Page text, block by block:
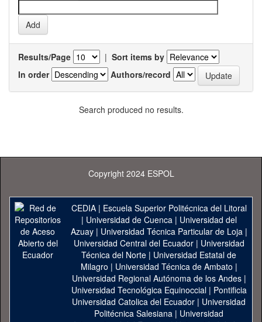
Results/Page | Sort items by
In order
Authors/record
Search produced no results.
Copyright 2024 ESPOL
CEDIA| Escuela Superior Politécnica del Litoral
| Universidad de Cuenca| Universidad del
Azuay| Universidad Técnica Particular de Loja|
Universidad Central del Ecuador| Universidad
Técnica del Norte | Universidad Estatal de
Milagro | Universidad Técnica de Ambato |
Universidad Regional Autónoma de los Andes|
Universidad Tecnológica Equinoccial| Pontificia
Universidad Catolica del Ecuador | Universidad
Politécnica Salesiana | Universidad